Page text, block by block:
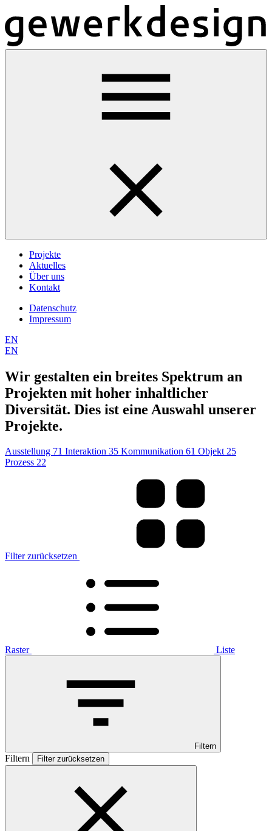
Projekte
Aktuelles
Über uns
Kontakt
Datenschutz
Impressum
EN
EN
Wir gestalten ein breites Spektrum an
Projekten mit hoher inhaltlicher
Diversität. Dies ist eine Auswahl unserer
Projekte.
Ausstellung 71 Interaktion 35 Kommunikation 61 Objekt25
Prozess 22
Filter zurücksetzen
Raster Liste
Filtern
Filtern Filter zurücksetzen